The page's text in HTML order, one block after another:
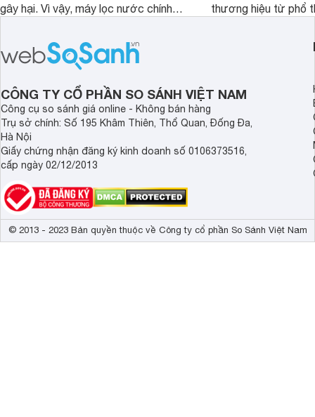
gây hại. Vì vậy, máy lọc nước chính
sức khỏe và đảm bảo nguồn nước
sạch cho cả gia đình.
thương hiệu từ phổ
cửa điện tử hãng
sẽ so sánh 5
Demax, Hubert và
CÔNG TY CỔ PHẦN SO SÁNH VIỆT NAM
Công cụ so sánh giá online - Không bán hàng
Trụ sở chính: Số 195 Khâm Thiên, Thổ Quan, Đống Đa,
Hà Nội
Giấy chứng nhận đăng ký kinh doanh số 0106373516,
cấp ngày 02/12/2013
© 2013 - 2023 Bản quyền thuộc về Công ty cổ phần So Sánh Việt Nam